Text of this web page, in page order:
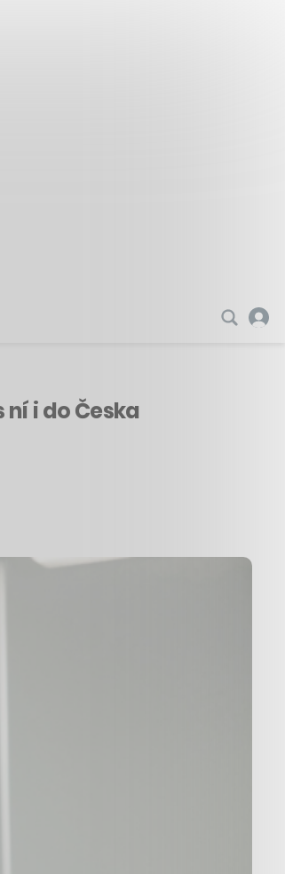
i do Česka